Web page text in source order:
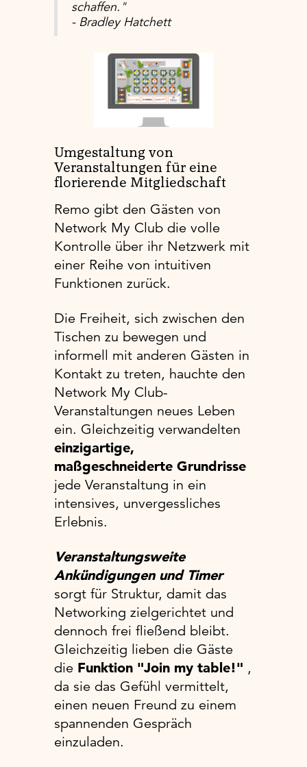
schaffen."
- Bradley Hatchett
Umgestaltung von
Veranstaltungen für eine
florierende Mitgliedschaft
Remo gibt den Gästen von
Network My Club die volle
Kontrolle über ihr Netzwerk mit
einer Reihe von intuitiven
Funktionen zurück.
Die Freiheit, sich zwischen den
Tischen zu bewegen und
informell mit anderen Gästen in
Kontakt zu treten, hauchte den
Network My Club-
Veranstaltungen neues Leben
ein. Gleichzeitig verwandelten
einzigartige,
maßgeschneiderte Grundrisse
jede Veranstaltung in ein
intensives, unvergessliches
Erlebnis.
Veranstaltungsweite
Ankündigungen und Timer
sorgt für Struktur, damit das
Networking zielgerichtet und
dennoch frei fließend bleibt.
Gleichzeitig lieben die Gäste
die Funktion "Join my table!" ,
da sie das Gefühl vermittelt,
einen neuen Freund zu einem
spannenden Gespräch
einzuladen.